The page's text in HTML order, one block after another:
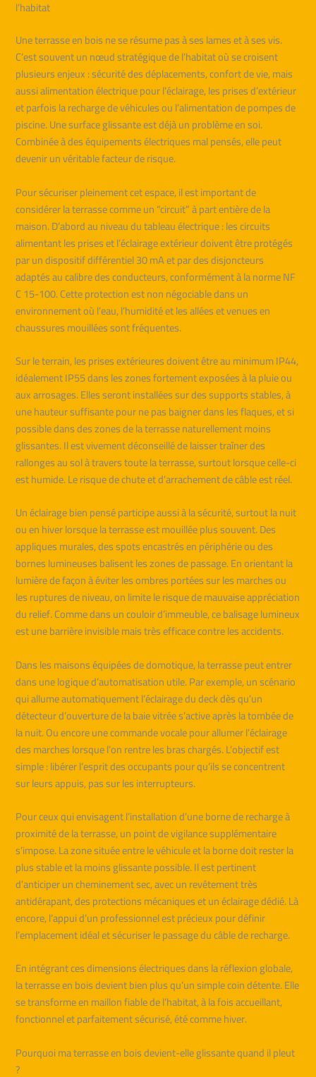
l’habitat
Une terrasse en bois ne se résume pas à ses lames et à ses vis.
C’est souvent un nœud stratégique de l’habitat où se croisent
plusieurs enjeux : sécurité des déplacements, confort de vie, mais
aussi alimentation électrique pour l’éclairage, les prises d’extérieur
et parfois la recharge de véhicules ou l’alimentation de pompes de
piscine. Une surface glissante est déjà un problème en soi.
Combinée à des équipements électriques mal pensés, elle peut
devenir un véritable facteur de risque.
Pour sécuriser pleinement cet espace, il est important de
considérer la terrasse comme un “circuit” à part entière de la
maison. D’abord au niveau du tableau électrique : les circuits
alimentant les prises et l’éclairage extérieur doivent être protégés
par un dispositif différentiel 30 mA et par des disjoncteurs
adaptés au calibre des conducteurs, conformément à la norme NF
C 15-100. Cette protection est non négociable dans un
environnement où l’eau, l’humidité et les allées et venues en
chaussures mouillées sont fréquentes.
Sur le terrain, les prises extérieures doivent être au minimum IP44,
idéalement IP55 dans les zones fortement exposées à la pluie ou
aux arrosages. Elles seront installées sur des supports stables, à
une hauteur suffisante pour ne pas baigner dans les flaques, et si
possible dans des zones de la terrasse naturellement moins
glissantes. Il est vivement déconseillé de laisser traîner des
rallonges au sol à travers toute la terrasse, surtout lorsque celle-ci
est humide. Le risque de chute et d’arrachement de câble est réel.
Un éclairage bien pensé participe aussi à la sécurité, surtout la nuit
ou en hiver lorsque la terrasse est mouillée plus souvent. Des
appliques murales, des spots encastrés en périphérie ou des
bornes lumineuses balisent les zones de passage. En orientant la
lumière de façon à éviter les ombres portées sur les marches ou
les ruptures de niveau, on limite le risque de mauvaise appréciation
du relief. Comme dans un couloir d’immeuble, ce balisage lumineux
est une barrière invisible mais très efficace contre les accidents.
Dans les maisons équipées de domotique, la terrasse peut entrer
dans une logique d’automatisation utile. Par exemple, un scénario
qui allume automatiquement l’éclairage du deck dès qu’un
détecteur d’ouverture de la baie vitrée s’active après la tombée de
la nuit. Ou encore une commande vocale pour allumer l’éclairage
des marches lorsque l’on rentre les bras chargés. L’objectif est
simple : libérer l’esprit des occupants pour qu’ils se concentrent
sur leurs appuis, pas sur les interrupteurs.
Pour ceux qui envisagent l’installation d’une borne de recharge à
proximité de la terrasse, un point de vigilance supplémentaire
s’impose. La zone située entre le véhicule et la borne doit rester la
plus stable et la moins glissante possible. Il est pertinent
d’anticiper un cheminement sec, avec un revêtement très
antidérapant, des protections mécaniques et un éclairage dédié. Là
encore, l’appui d’un professionnel est précieux pour définir
l’emplacement idéal et sécuriser le passage du câble de recharge.
En intégrant ces dimensions électriques dans la réflexion globale,
la terrasse en bois devient bien plus qu’un simple coin détente. Elle
se transforme en maillon fiable de l’habitat, à la fois accueillant,
fonctionnel et parfaitement sécurisé, été comme hiver.
Pourquoi ma terrasse en bois devient-elle glissante quand il pleut
?